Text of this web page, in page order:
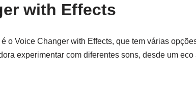
with Effects
o Voice Changer with Effects, que tem várias
experimentar com diferentes sons, desde um eco